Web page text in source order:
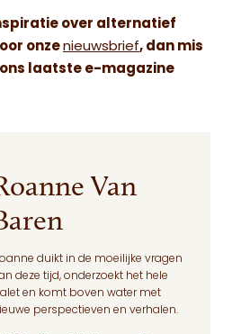
over alternatief
onze nieuwsbrief, dan mis
ons laatste e-magazine
Van
duikt in de moeilijke vragen
deze tijd, onderzoekt het hele
en komt boven water met
perspectieven en verhalen.